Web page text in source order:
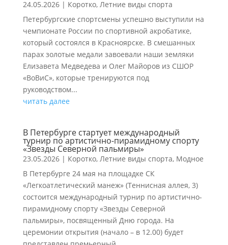
24.05.2026| Коротко, Летние виды спорта
Петербургские спортсмены успешно выступили на
чемпионате России по спортивной акробатике,
который состоялся в Красноярске. В смешанных
парах золотые медали завоевали наши земляки
Елизавета Медведева и Олег Майоров из СШОР
«ВоВиС», которые тренируются под
руководством...
читать далее
В Петербурге стартует международный
турнир по артистично-пирамидному спорту
«Звезды Северной пальмиры»
23.05.2026| Коротко, Летние виды спорта, Модное
В Петербурге 24 мая на площадке СК
«Легкоатлетический манеж» (Теннисная аллея, 3)
состоится международный турнир по артистично-
пирамидному спорту «Звезды Северной
пальмиры», посвященный Дню города. На
церемонии открытия (начало – в 12.00) будет